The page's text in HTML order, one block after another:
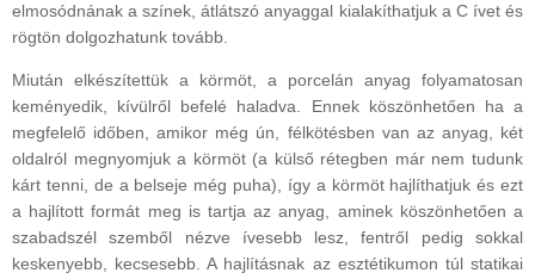
elmosódnának a színek, átlátszó anyaggal kialakíthatjuk a C ívet és
rögtön dolgozhatunk tovább.
Miután elkészítettük a körmöt, a porcelán anyag folyamatosan
keményedik, kívülről befelé haladva. Ennek köszönhetően ha a
megfelelő időben, amikor még ún, félkötésben van az anyag, két
oldalról megnyomjuk a körmöt (a külső rétegben már nem tudunk
kárt tenni, de a belseje még puha), így a körmöt hajlíthatjuk és ezt
a hajlított formát meg is tartja az anyag, aminek köszönhetően a
szabadszél szemből nézve ívesebb lesz, fentről pedig sokkal
keskenyebb, kecsesebb. A hajlításnak az esztétikumon túl statikai